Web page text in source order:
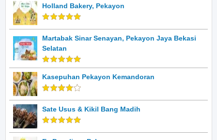
Holland Bakery, Pekayon
Martabak Sinar Senayan, Pekayon Jaya Bekasi
Selatan
Kasepuhan Pekayon Kemandoran
Sate Usus & Kikil Bang Madih